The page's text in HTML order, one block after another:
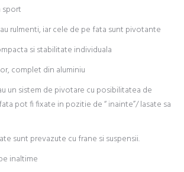
iar cele de pe fata sunt pivotante
si stabilitate individuala
complet din aluminiu
sistem de pivotare cu posibilitatea de
pot fi fixate in pozitie de “ inainte”/ lasate sa
sunt prevazute cu frane si suspensii.
inaltime